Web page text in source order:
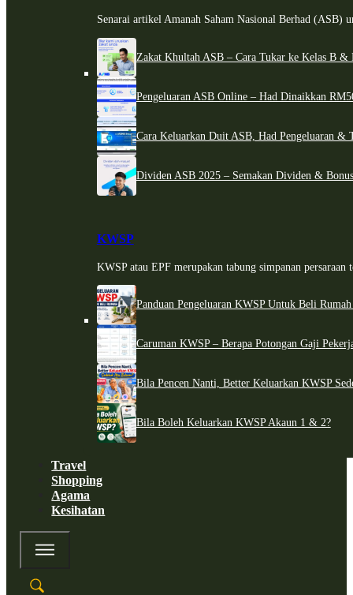
Senarai artikel Amanah Saham Nasional Berhad (ASB)
Zakat Khultah ASB – Cara Tukar ke Kelas B &
Pengeluaran ASB Online – Had Dinaikkan
Cara Keluarkan Duit ASB, Had Pengeluaran &
Dividen ASB 2025 – Semakan Dividen &
KWSP
KWSP atau EPF merupakan tabung simpanan persaraan
Panduan Pengeluaran KWSP Untuk Beli
Caruman KWSP – Berapa Potongan Gaji
Bila Pencen Nanti, Better Keluarkan KWSP
Bila Boleh Keluarkan KWSP Akaun 1 & 2?
Travel
Shopping
Agama
Kesihatan